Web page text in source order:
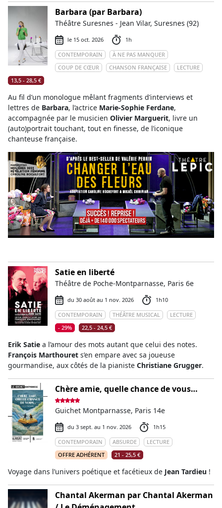
Barbara (par Barbara)
Théâtre Suresnes - Jean Vilar, Suresnes (92)
le 15 oct. 2026
1h
CONTEMPORAIN
À NE PAS MANQUER
COUP DE CŒUR
CHANSON FRANÇAISE
LECTURE
13,5 - 28,5 €
Au fil d’un monologue mêlant fragments d’interviews et
lettres de Barbara, l’actrice Marie-Sophie Ferdane,
accompagnée par le musicien Olivier Marguerit, livre un
(auto)portrait touchant, tout en finesse, de l’iconique
chanteuse française.
Satie en liberté
Théâtre de Poche-Montparnasse, Paris 6e
du 30 août au 1 nov. 2026
1h10
CONTEMPORAIN
THÉÂTRE MUSICAL
LECTURE
- 29%
22,5 - 24,5 €
Erik Satie a l’amour des mots autant que celui des notes.
François Marthouret s’en empare avec sa joueuse
gourmandise, aux côtés de la pianiste Christiane Grugger.
Chère amie, quelle chance de vous…
Guichet Montparnasse, Paris 14e
du 3 sept. au 1 nov. 2026
1h15
CONTEMPORAIN
ABSURDE
LECTURE
OFFRE ADHÉRENT
21 - 25,5 €
Voyage dans l’univers poétique et facétieux de Jean Tardieu !
Chantal Akerman par Chantal Akerman